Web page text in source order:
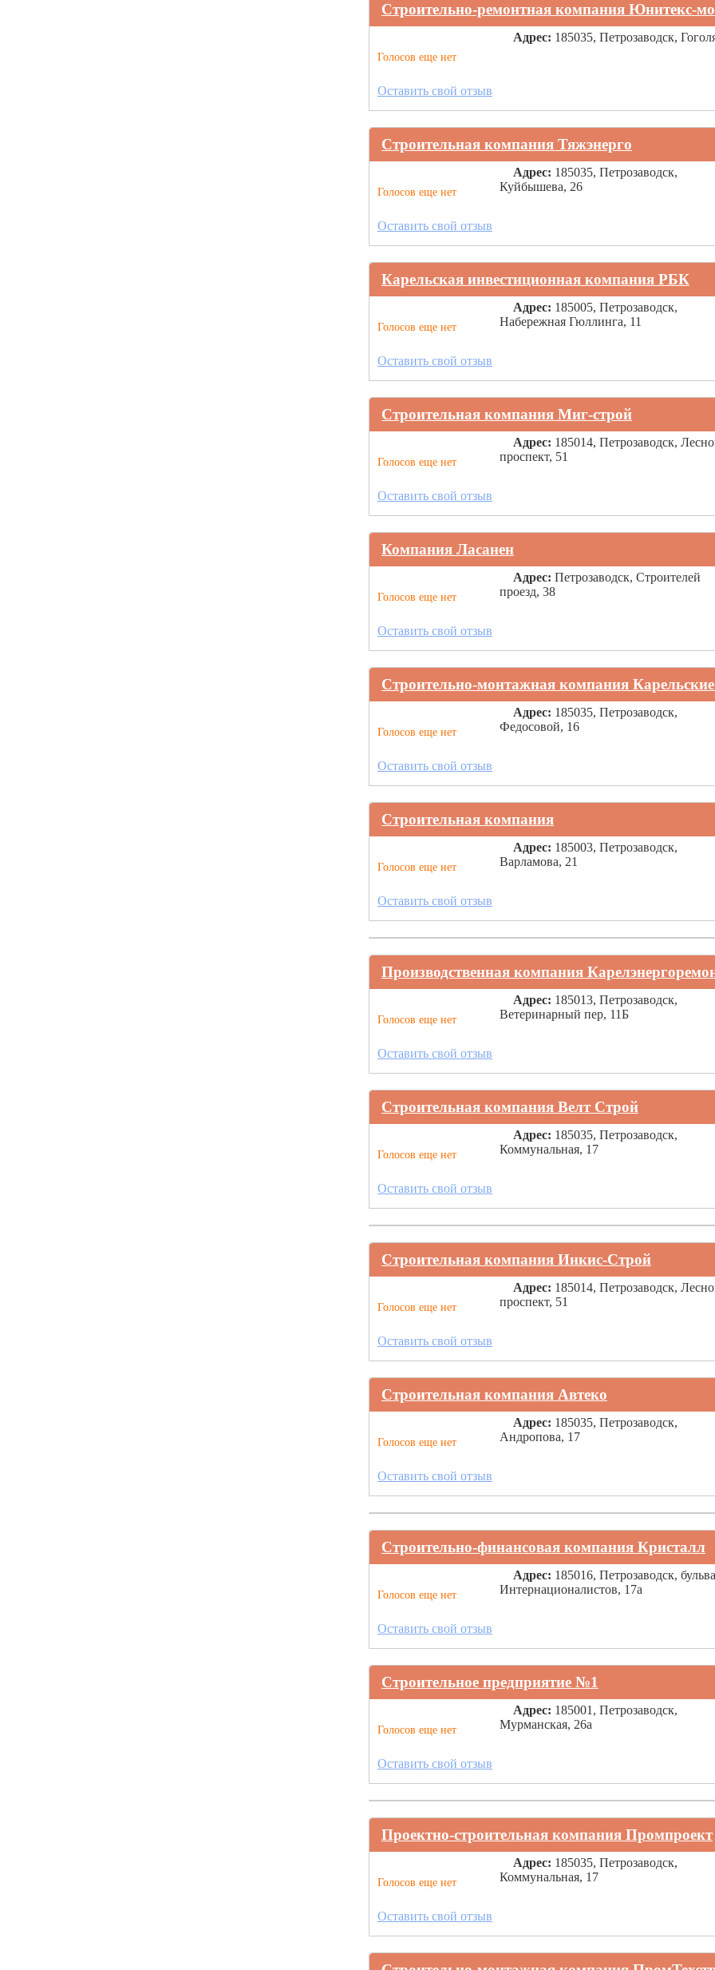
Строительно-ремонтная компания Юнитекс-
Голосов еще нет
Адрес: 185035, Петрозаводск,
Оставить свой отзыв
Строительная компания Тяжэнерго
Голосов еще нет
Адрес: 185035, Петрозаводск,
Куйбышева, 26
Оставить свой отзыв
Карельская инвестиционная компания РБК
Голосов еще нет
Адрес: 185005, Петрозаводск,
Набережная Гюллинга, 11
Оставить свой отзыв
Строительная компания Миг-строй
Голосов еще нет
Адрес: 185014, Петрозаводск,
проспект, 51
Оставить свой отзыв
Компания Ласанен
Голосов еще нет
Адрес: Петрозаводск, Строителей
проезд, 38
Оставить свой отзыв
Строительно-монтажная компания
Голосов еще нет
Адрес: 185035, Петрозаводск,
Федосовой, 16
Оставить свой отзыв
Строительная компания
Голосов еще нет
Адрес: 185003, Петрозаводск,
Варламова, 21
Оставить свой отзыв
Производственная компания
Голосов еще нет
Адрес: 185013, Петрозаводск,
Ветеринарный пер, 11Б
Оставить свой отзыв
Строительная компания Велт Строй
Голосов еще нет
Адрес: 185035, Петрозаводск,
Коммунальная, 17
Оставить свой отзыв
Строительная компания Инкис-Строй
Голосов еще нет
Адрес: 185014, Петрозаводск,
проспект, 51
Оставить свой отзыв
Строительная компания Автеко
Голосов еще нет
Адрес: 185035, Петрозаводск,
Андропова, 17
Оставить свой отзыв
Строительно-финансовая компания Кристалл
Голосов еще нет
Адрес: 185016, Петрозаводск,
Интернационалистов, 17а
Оставить свой отзыв
Строительное предприятие №1
Голосов еще нет
Адрес: 185001, Петрозаводск,
Мурманская, 26а
Оставить свой отзыв
Проектно-строительная компания Промпроект
Голосов еще нет
Адрес: 185035, Петрозаводск,
Коммунальная, 17
Оставить свой отзыв